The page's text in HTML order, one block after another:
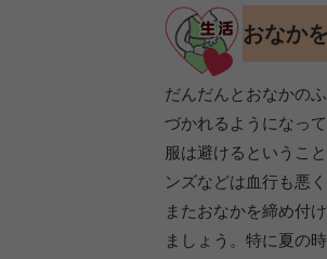
おなか
だんだんとおなかの
づかれるようになっ
服は避けるというこ
ンズなどは血行も悪
またおなかを締め付
ましょう。特に夏の